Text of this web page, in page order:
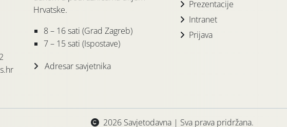
Hrvatske.
8 – 16 sati (Grad Zagreb)
7 – 15 sati (Ispostave)
Adresar savjetnika
Prezentacije
Intranet
Prijava
2026 Savjetodavna | Sva prava pridržana.